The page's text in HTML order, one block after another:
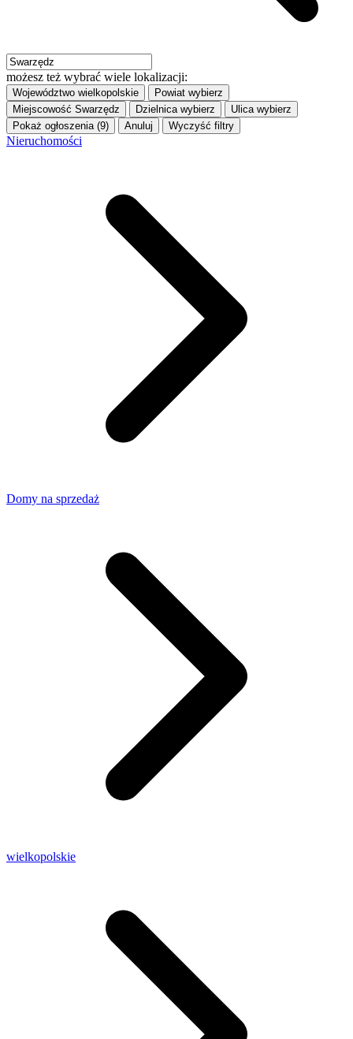
możesz też wybrać wiele lokalizacji:
Województwo wielkopolskie Powiat wybierz
Miejscowość Swarzędz Dzielnica wybierz Ulica wybierz
Pokaż ogłoszenia (9)
Anuluj Wyczyść filtry
Nieruchomości
Domy na sprzedaż
wielkopolskie